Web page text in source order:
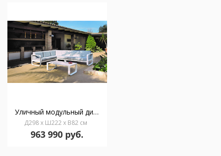
Уличный модульный диван Ronda
Д298 x Ш222 x В82 см
963 990 руб.